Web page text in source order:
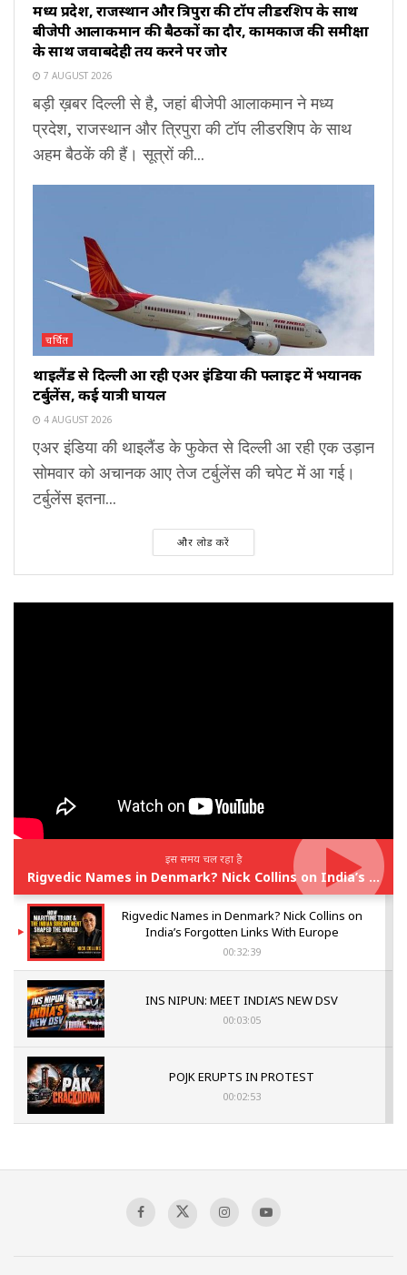
मध्य प्रदेश, राजस्थान और त्रिपुरा की टॉप लीडरशिप के साथ
बीजेपी आलाकमान की बैठकों का दौर, कामकाज की समीक्षा
के साथ जवाबदेही तय करने पर जोर
7 AUGUST 2026
बड़ी ख़बर दिल्ली से है, जहां बीजेपी आलाकमान ने मध्य
प्रदेश, राजस्थान और त्रिपुरा की टॉप लीडरशिप के साथ
अहम बैठकें की हैं। सूत्रों की...
चर्चित
थाइलैंड से दिल्ली आ रही एअर इंडिया की फ्लाइट में भयानक
टर्बुलेंस, कई यात्री घायल
4 AUGUST 2026
एअर इंडिया की थाइलैंड के फुकेत से दिल्ली आ रही एक उड़ान
सोमवार को अचानक आए तेज टर्बुलेंस की चपेट में आ गई।
टर्बुलेंस इतना...
और लोड करें
इस समय चल रहा है
Rigvedic Names in Denmark? Nick Collins on India’s Forgotten Links With Europe
Rigvedic Names in Denmark? Nick Collins on
India’s Forgotten Links With Europe
00:32:39
INS NIPUN: MEET INDIA’S NEW DSV
00:03:05
POJK ERUPTS IN PROTEST
00:02:53
Sagar